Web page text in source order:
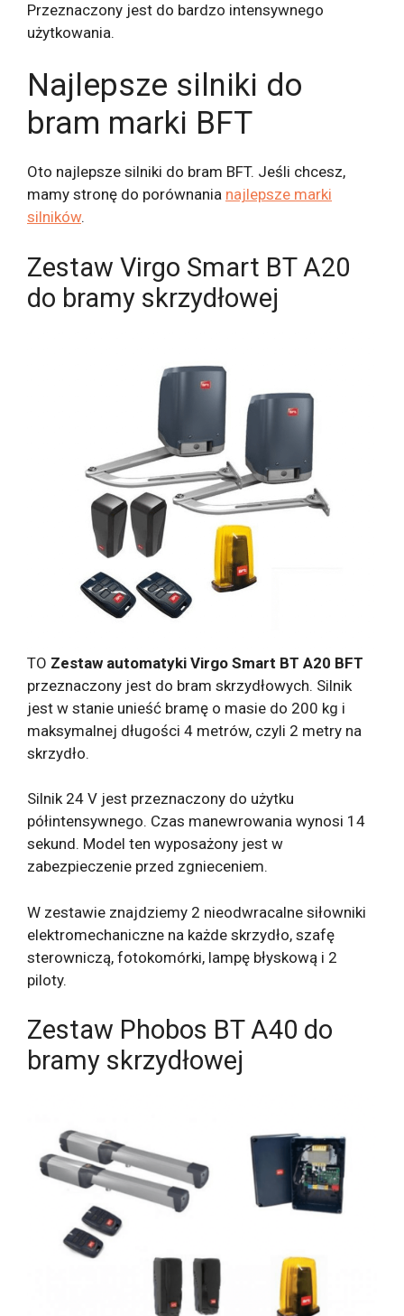
Przeznaczony jest do bardzo intensywnego
użytkowania.
Najlepsze silniki do
bram marki BFT
Oto najlepsze silniki do bram BFT. Jeśli chcesz,
mamy stronę do porównania najlepsze marki
silników.
Zestaw Virgo Smart BT A20
do bramy skrzydłowej
TO Zestaw automatyki Virgo Smart BT A20 BFT
przeznaczony jest do bram skrzydłowych. Silnik
jest w stanie unieść bramę o masie do 200 kg i
maksymalnej długości 4 metrów, czyli 2 metry na
skrzydło.
Silnik 24 V jest przeznaczony do użytku
półintensywnego. Czas manewrowania wynosi 14
sekund. Model ten wyposażony jest w
zabezpieczenie przed zgnieceniem.
W zestawie znajdziemy 2 nieodwracalne siłowniki
elektromechaniczne na każde skrzydło, szafę
sterowniczą, fotokomórki, lampę błyskową i 2
piloty.
Zestaw Phobos BT A40 do
bramy skrzydłowej